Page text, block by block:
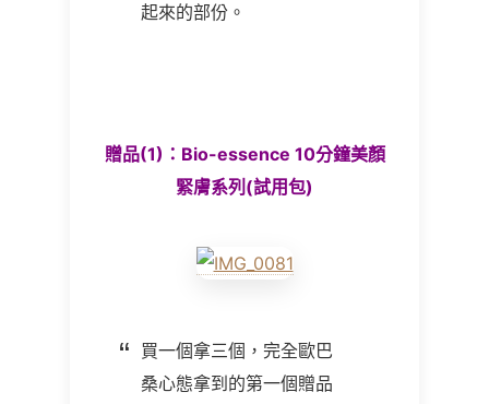
起來的部份。
贈品(1)：Bio-essence 10分鐘美顏
緊膚系列(試用包)
買一個拿三個，完全歐巴
桑心態拿到的第一個贈品